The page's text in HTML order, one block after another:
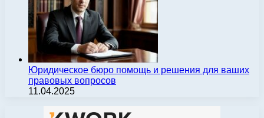
Юридическое бюро помощь и решения для ваших
правовых вопросов
11.04.2025